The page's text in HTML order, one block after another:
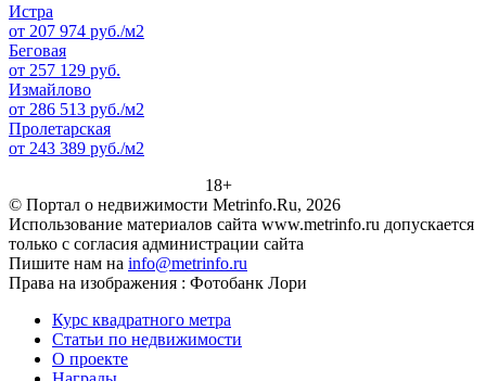
Истра
от 207 974 руб./м2
Беговая
от 257 129 руб.
Измайлово
от 286 513 руб./м2
Пролетарская
от 243 389 руб./м2
18+
© Портал о недвижимости Metrinfo.Ru, 2026
Использование материалов сайта www.metrinfo.ru допускается
только с согласия администрации сайта
Пишите нам на info@metrinfo.ru
Права на изображения : Фотобанк Лори
Курс квадратного метра
Статьи по недвижимости
О проекте